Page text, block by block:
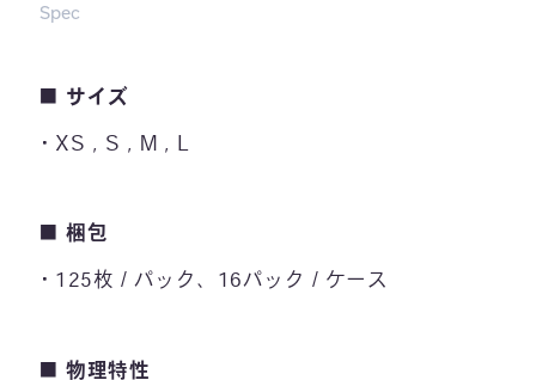
Spec
サイズ
XS , S , M , L
■梱包
125枚 / パック、16パック / ケース
■物理特性